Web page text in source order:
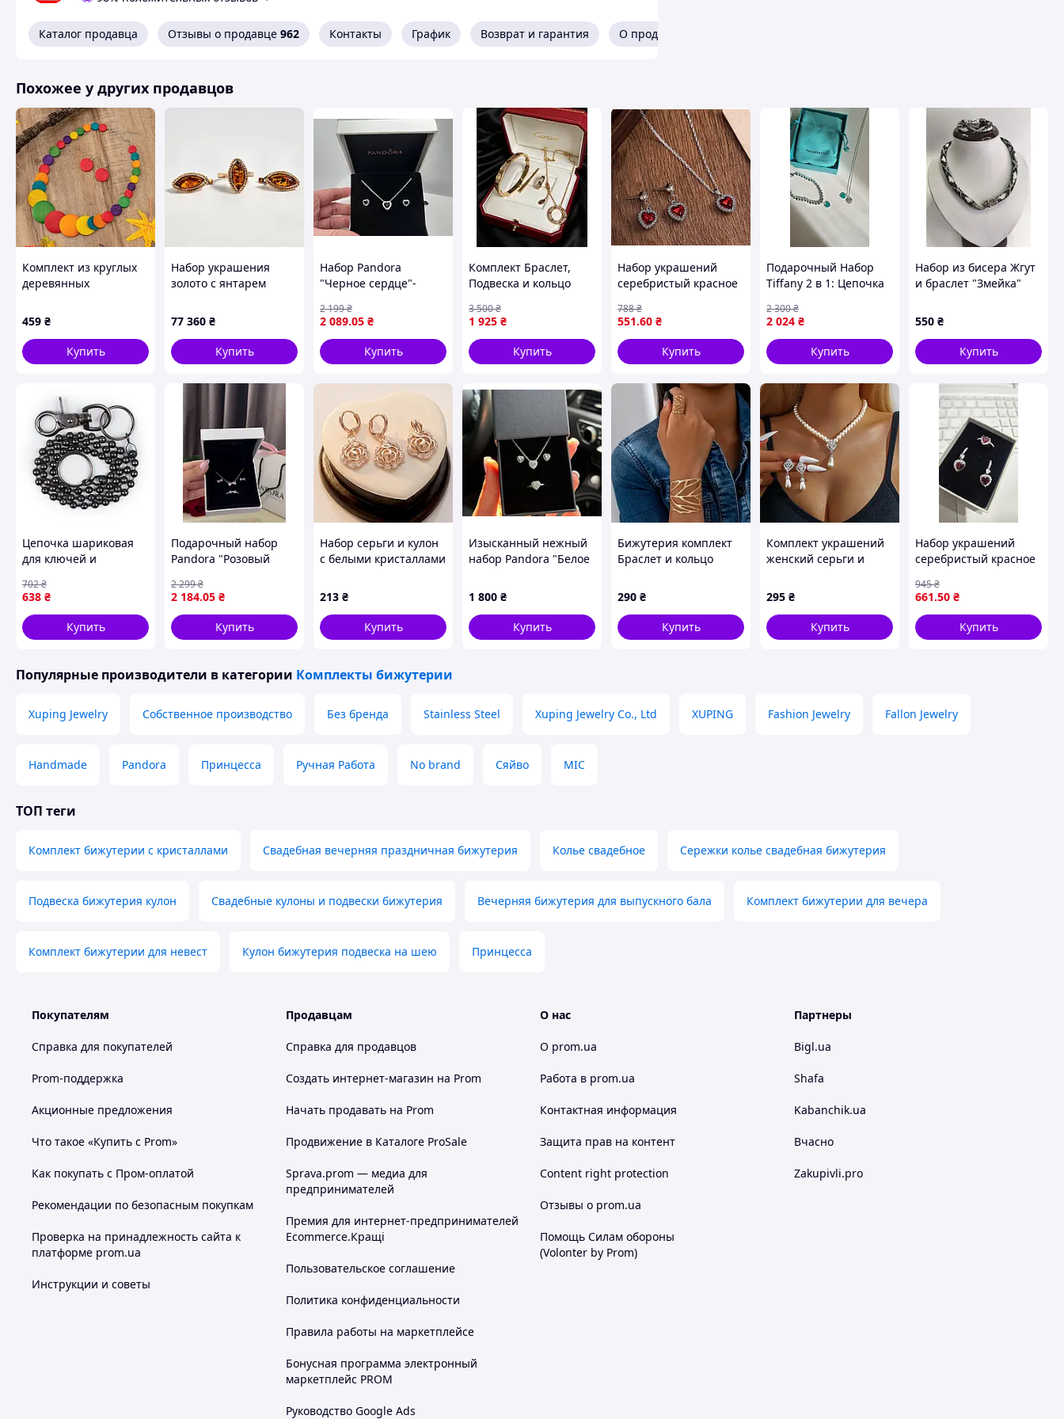
Похожие товары по характеристикам
Каталог продавца Отзывы о продавце 962 Контакты График Возврат и гарантия О продавце
Похожее у других продавцов
Комплект из круглых
деревянных
Колье и серьги
Podarkus BK888
459 ₴
Купить
Набор украшения
золото с янтарем
77 360 ₴
Купить
Набор Pandora
"Черное сердце"-
запомниться навсегда
2 089.05 ₴
2 199₴
Купить
Комплект Браслет,
Подвеска и кольцо
Steel, медицинское
золото
1 925 ₴
3 500₴
Купить
Набор украшений
серебристый красное
551.60 ₴
788₴
Купить
Подарочный Набор
Tiffany 2 в 1: Цепочка
2 024 ₴
2 300₴
Купить
Набор из бисера Жгут
и браслет "Змейка"
550 ₴
Купить
Цепочка шариковая
для ключей и
карабином 4.5 mm
Steel (NN-013-63-4.5
mm) NN-0-TD
638 ₴
702₴
Купить
Подарочный набор
Pandora "Розовый
2 184.05 ₴
2 299₴
Купить
Набор серьги и кулон
с белыми кристаллами
Xuping.
213 ₴
Купить
Изысканный нежный
набор Pandora "Белое
Подарок Пандора
Комплект украшений
1 800 ₴
Купить
Бижутерия комплект
Браслет и кольцо
290 ₴
Купить
Комплект украшений
женский серьги и
код 2410 5141907
295 ₴
Купить
Набор украшений
серебристый красное
18 розмера
661.50 ₴
945₴
Купить
Популярные производители в категории Комплекты бижутерии
Xuping Jewelry Собственное производство Без бренда Stainless Steel Xuping Jewelry Co., Ltd XUPING Fashion Jewelry Fallon Jewelry
Handmade Pandora Принцесса Ручная Работа No brand Сяйво MIC
ТОП теги
Комплект бижутерии с кристаллами Свадебная вечерняя праздничная бижутерия Колье свадебное Сережки колье свадебная бижутерия
Подвеска бижутерия кулон Свадебные кулоны и подвески бижутерия Вечерняя бижутерия для выпускного бала Комплект бижутерии для вечера
Комплект бижутерии для невест Кулон бижутерия подвеска на шею Принцесса
Покупателям
Справка для покупателей
Prom-поддержка
Акционные предложения
Что такое «Купить с Prom»
Как покупать с Пром-оплатой
Рекомендации по безопасным покупкам
Проверка на принадлежность сайта к
платформе prom.ua
Инструкции и советы
Продавцам
Справка для продавцов
Создать интернет-магазин на Prom
Начать продавать на Prom
Продвижение в Каталоге ProSale
Sprava.prom — медиа для
предпринимателей
Премия для интернет-предпринимателей
Ecommerce.Кращі
Пользовательское соглашение
Политика конфиденциальности
Правила работы на маркетплейсе
Бонусная программа электронный
маркетплейс PROM
Руководство Google Ads
О нас
О prom.ua
Работа в prom.ua
Контактная информация
Защита прав на контент
Content right protection
Отзывы о prom.ua
Помощь Силам обороны
(Volonter by Prom)
Партнеры
Bigl.ua
Shafa
Kabanchik.ua
Вчасно
Zakupivli.pro